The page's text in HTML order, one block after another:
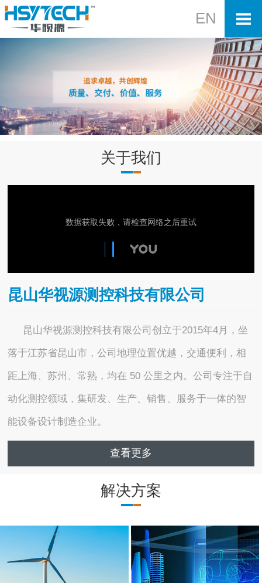
EN
关于我们
昆山华视源测控科技有限公司
昆山华视源测控科技有限公司创立于2015年4月，坐
落于江苏省昆山市，公司地理位置优越，交通便利，相
距上海、苏州、常熟，均在 50 公里之内。公司专注于自
动化测控领域，集研发、生产、销售、服务于一体的智
能设备设计制造企业。
查看更多
解决方案